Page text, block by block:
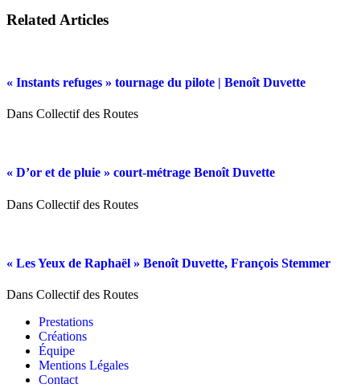
Related Articles
« Instants refuges » tournage du pilote | Benoît Duvette
Dans Collectif des Routes
« D’or et de pluie » court-métrage Benoît Duvette
Dans Collectif des Routes
« Les Yeux de Raphaël » Benoît Duvette, François Stemmer
Dans Collectif des Routes
Prestations
Créations
Équipe
Mentions Légales
Contact